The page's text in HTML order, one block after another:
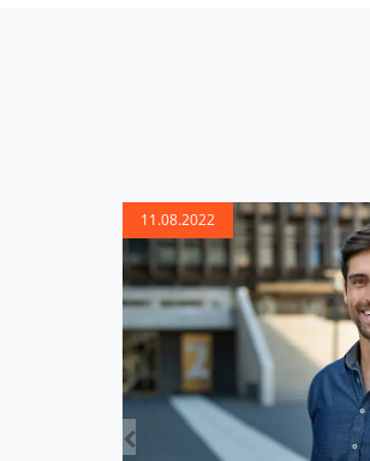
11.08.2022